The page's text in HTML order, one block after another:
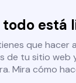
todo está
que hacer
de tu sitio web
Mira cómo